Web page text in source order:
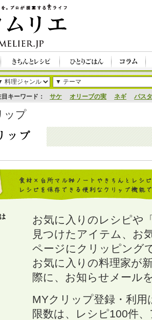
目キーワード： サケ オリーブの実 ネギ パスタ
ップ
お気に入りのレシピや
見つけたアイテム、お
ページにクリッピング
お気に入りの料理家が
際に、お知らせメール
MYクリップ登録・利
限数は、レシピ100件